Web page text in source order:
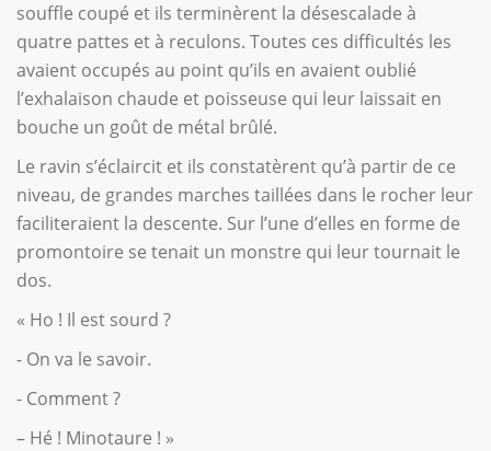
souffle coupé et ils terminèrent la désescalade à
quatre pattes et à reculons. Toutes ces difficultés les
avaient occupés au point qu’ils en avaient oublié
l’exhalaison chaude et poisseuse qui leur laissait en
bouche un goût de métal brûlé.
Le ravin s’éclaircit et ils constatèrent qu’à partir de ce
niveau, de grandes marches taillées dans le rocher leur
faciliteraient la descente. Sur l’une d’elles en forme de
promontoire se tenait un monstre qui leur tournait le
dos.
« Ho ! Il est sourd ?
- On va le savoir.
- Comment ?
– Hé ! Minotaure ! »